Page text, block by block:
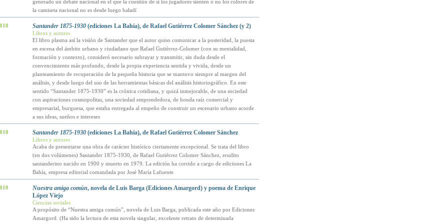
generado un debate nacional en el que la cuestión de si los jugadores sienten o no los colores de
la camiseta nacional no es desde luego baladí
Santander 1875-1930(ediciones La Bahía), de Rafael Gutiérrez Colomer Sánchez (y 2)
Libros y autores
El libro plasma así la visión de Santander que el autor quiso comunicar a la posteridad, la puesta
en escena del ámbito urbano y ciudadano que Rafael Gutiérrez-Colomer (con su mentalidad,
formación y contexto), consideró necesario subrayar y transmitir, sin duda desde el
convencimiento más profundo, desde la propia experiencia sentida y vivida, desde un
planteamiento de recuperación de la pequeña historia que se mantuvo siempre al margen del
análisis, y desde luego del uso de las herramientas básicas del análisis historiográfico. En este
sentido “Santander 1875-1930” es la crónica cotidiana, y quizá inmejorable, de una sociedad
con aspiraciones cosmopolitas, una sociedad emprendedora, de honda raíz comercial y
empresarial, burguesa, que estaba entregada al empeño de construir un escenario urbano acorde
a sus ideas, sueños e intereses
Santander 1875-1930(ediciones La Bahía), de Rafael Gutiérrez Colomer Sánchez
Libros y autores
Acaba de presentarse una obra de carácter histórico ciertamente excepcional. Se trata del libro
(en dos volúmenes) Santander 1875-1930, de Rafael Gutiérrez Colomer Sánchez, erudito
santanderino nacido en 1900 y muerto en 1979. La edición ha corrido a cargo de ediciones La
Bahía, empresa editorial comandada por José María Lafuente
Nuestra amiga común, novela de Luis Barga (Ediciones Amargord) y poema de Enrique
López Viejo
Ciencias sociales
A propósito de “Nuestra amiga común”, novela de Luis Barga, publicada este año por Ediciones
Amargord. (Ha sido la lectura de esta novela singular, excelente retrato de determinada